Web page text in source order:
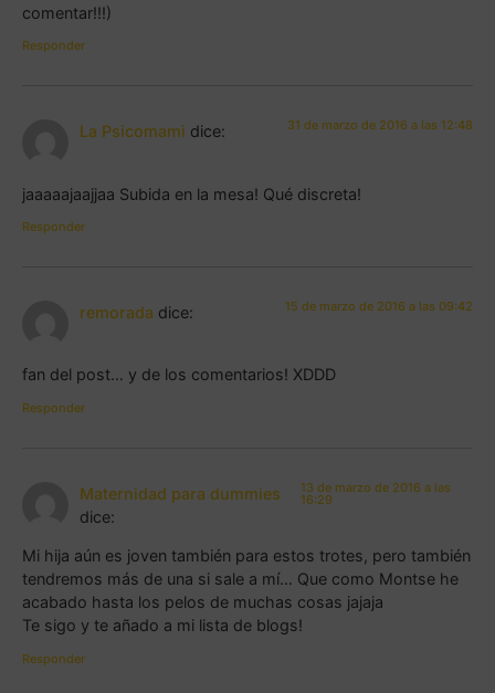
comentar!!!)
Responder
La Psicomami dice: 31 de marzo de 2016 a las 12:48
jaaaaajaajjaa Subida en la mesa! Qué discreta!
Responder
remorada dice: 15 de marzo de 2016 a las 09:42
fan del post… y de los comentarios! XDDD
Responder
Maternidad para dummies
dice:
13 de marzo de 2016 a las
16:29
Mi hija aún es joven también para estos trotes, pero también
tendremos más de una si sale a mí… Que como Montse he
acabado hasta los pelos de muchas cosas jajaja
Te sigo y te añado a mi lista de blogs!
Responder